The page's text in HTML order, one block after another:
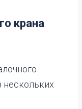
крана
нескольких